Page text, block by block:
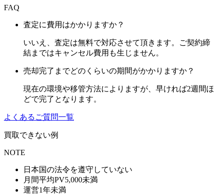
FAQ
査定に費用はかかりますか？
いいえ、査定は無料で対応させて頂きます。ご契約締
結まではキャンセル費用も生じません。
売却完了までどのくらいの期間がかかりますか？
現在の環境や移管方法によりますが、早ければ2週間ほ
どで完了となります。
よくあるご質問一覧
買取できない例
NOTE
日本国の法令を遵守していない
月間平均PV5,000未満
運営1年未満